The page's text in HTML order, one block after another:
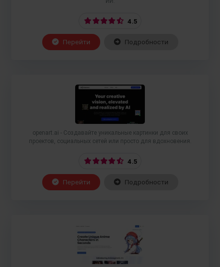
4.5
Перейти Подробности
openart.ai - Создавайте уникальные картинки для своих
проектов, социальных сетей или просто для вдохновения.
4.5
Перейти Подробности